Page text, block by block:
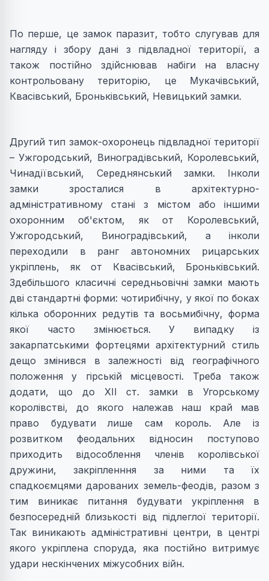
По перше, це замок паразит, тобто слугував для
нагляду і збору дані з підвладної території, а
також постійно здійснював набіги на власну
контрольовану територію, це Мукачівський,
Квасівський, Броньківський, Невицький замки.
Другий тип замок-охоронець підвладної території
– Ужгородський, Виноградівський, Королевський,
Чинадіївський, Середнянський замки. Інколи
замки зросталися в архітектурно-
адміністративному стані з містом або іншими
охоронним об'єктом, як от Королевський,
Ужгородський, Виноградівський, а інколи
переходили в ранг автономних рицарських
укріплень, як от Квасівський, Броньківський.
Здебільшого класичні середньовічні замки мають
дві стандартні форми: чотирибічну, у якої по боках
кілька оборонних редутів та восьмибічну, форма
якої часто змінюється. У випадку із
закарпатськими фортецями архітектурний стиль
дещо змінився в залежності від географічного
положення у гірській місцевості. Треба також
додати, що до ХІІ ст. замки в Угорському
королівстві, до якого належав наш край мав
право будувати лише сам король. Але із
розвитком феодальних відносин поступово
приходить відособлення членів королівської
дружини, закріпленння за ними та їх
спадкоємцями дарованих земель-феодів, разом з
тим виникає питання будувати укріплення в
безпосередній близькості від підлеглої території.
Так виникають адміністративні центри, в центрі
якого укріплена споруда, яка постійно витримує
удари нескінчених міжусобних війн.